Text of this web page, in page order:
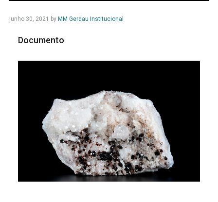
junho 30, 2021 by MM Gerdau Institucional
Documento